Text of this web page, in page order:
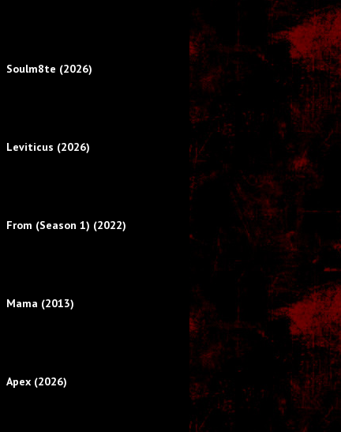
Soulm8te (2026)
Leviticus (2026)
From (Season 1) (2022)
Mama (2013)
Apex (2026)